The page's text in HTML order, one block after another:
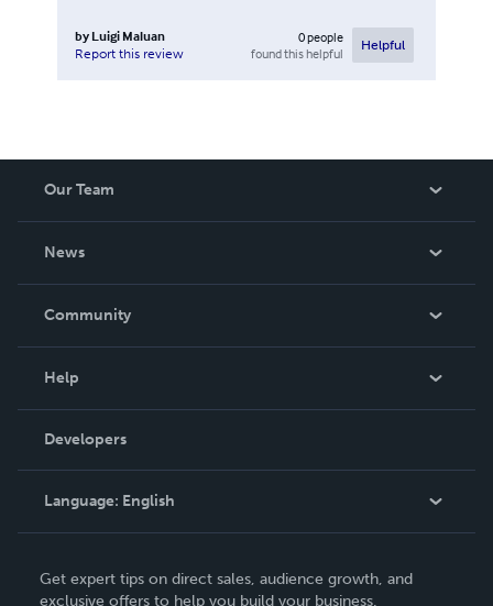
by Luigi Maluan
Report this review
0people
found this helpful
Helpful
Our Team
News
In The News
Community
Podcast
Help
Order Lookup
Knowledge Base
Contact Support
Developers
Language: English
Deutsch
Get expert tips on direct sales, audience growth, and
exclusive offers to help you build your business.